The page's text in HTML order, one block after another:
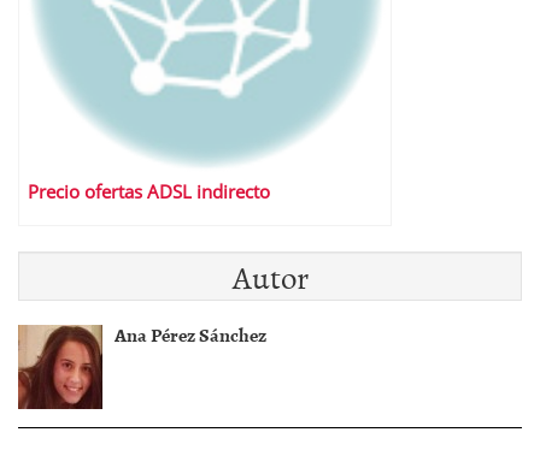
Precio ofertas ADSL indirecto
Autor
Ana Pérez Sánchez